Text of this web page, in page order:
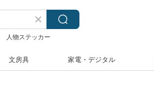
人物ステッカー
文房具 家電・デジタル